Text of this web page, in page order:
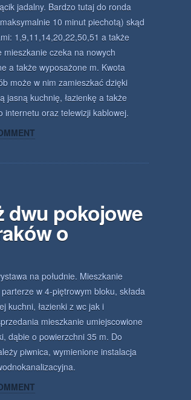
jadalny. Bardzo tutaj do ronda
10 minut piechotą) skąd
1,9,11,14,20,22,50,51 a także
czeka na nowych
a także wyposażone m. Kwota
może w nim zamieszkać dzięki
jasną kuchnię, łazienkę a także
internetu oraz telewizji kablowej.
dwu pokojowe
o
na południe. Mieszkanie
w 4-piętrowym bloku, składa
kuchni, łazienki z wc jak i
mieszkanie umiejscowione
dąbie o powierzchni 35 m. Do
piwnica, wymienione instalacja